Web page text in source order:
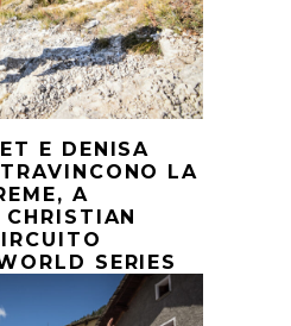
E DENISA
LA
A
SERIES